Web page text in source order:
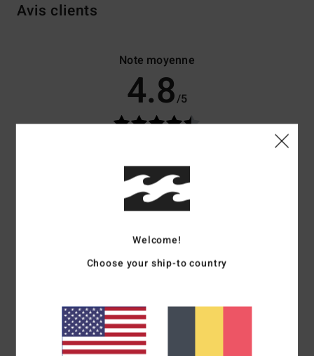
Avis clients
Note moyenne
4.8/5
Rapport qualité / prix
5.0
Coloris
Welcome!
Choose your ship-to country